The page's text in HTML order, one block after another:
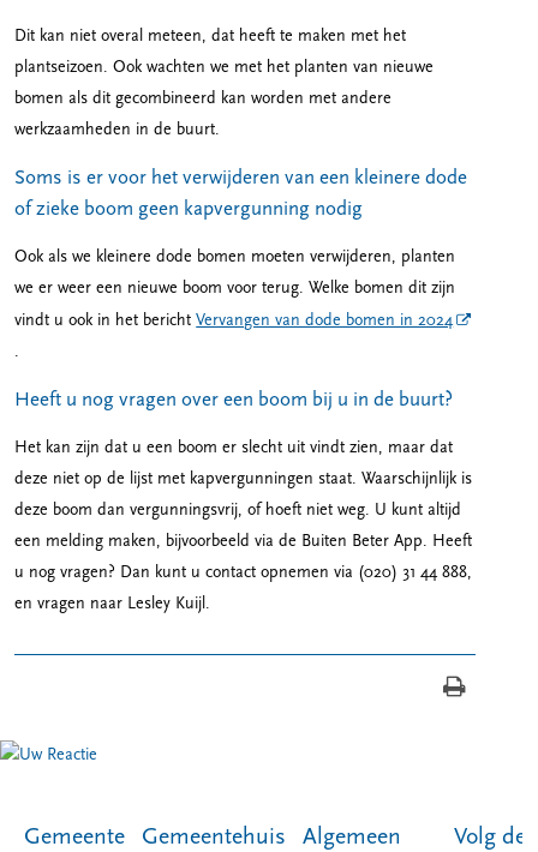
Dit kan niet overal meteen, dat heeft te maken met het
plantseizoen. Ook wachten we met het planten van nieuwe
bomen als dit gecombineerd kan worden met andere
werkzaamheden in de buurt.
Soms is er voor het verwijderen van een kleinere dode
of zieke boom geen kapvergunning nodig
Ook als we kleinere dode bomen moeten verwijderen, planten
we er weer een nieuwe boom voor terug. Welke bomen dit zijn
vindt u ook in het berichtVervangen van dode bomen in 2024
.
Heeft u nog vragen over een boom bij u in de buurt?
Het kan zijn dat u een boom er slecht uit vindt zien, maar dat
deze niet op de lijst met kapvergunningen staat. Waarschijnlijk is
deze boom dan vergunningsvrij, of hoeft niet weg. U kunt altijd
een melding maken, bijvoorbeeld via de Buiten Beter App. Heeft
u nog vragen? Dan kunt u contact opnemen via (020) 31 44 888,
en vragen naar Lesley Kuijl.
Gemeente Gemeentehuis Algemeen Volg de